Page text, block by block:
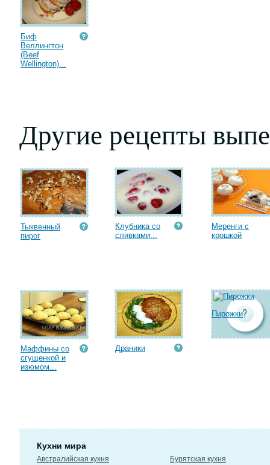
Биф
Веллингтон
(Beef
Wellington)...
Другие рецепты
Тыквенный
пирог
Клубника со
сливками...
Меренги с
крошкой
Маффины со
сгущенкой и
изюмом...
Драники
Пирожки
Кухни мира
Австралийская кухня
Бурятская кухня